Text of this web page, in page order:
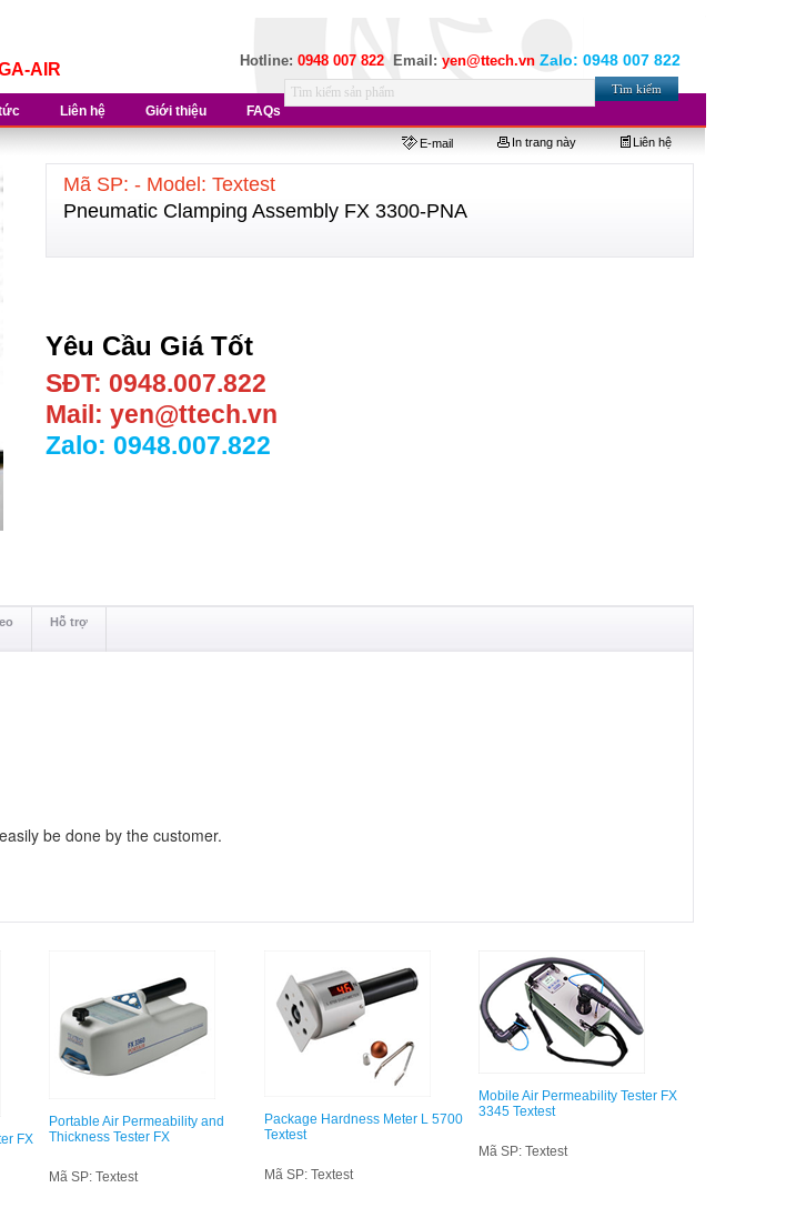
Hotline: 0948 007 822 Email: yen@ttech.vn Zalo: 0948 007 822
AIR
Liên hệ Giới thiệu FAQs
E-mail In trang này Liên hệ
Mã SP: - Model: Textest
Pneumatic Clamping Assembly FX 3300-PNA
Yêu Cầu Giá Tốt
SĐT: 0948.007.822
Mail: yen@ttech.vn
Zalo: 0948.007.822
Hỗ trợ
be done by the customer.
FX
Portable Air Permeability and
Thickness Tester FX
Mã SP: Textest
Package Hardness Meter L 5700
Textest
Mã SP: Textest
Mobile Air Permeability Tester FX
3345 Textest
Mã SP: Textest